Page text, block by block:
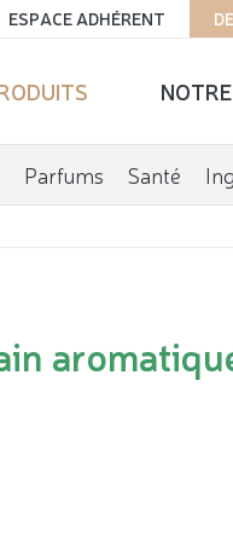
ESPACE ADHÉRENT
Parfums Santé